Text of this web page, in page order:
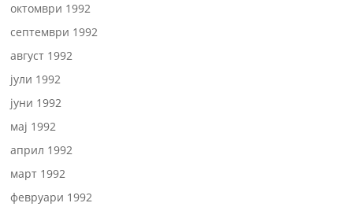
октомври 1992
септември 1992
август 1992
јули 1992
јуни 1992
мај 1992
април 1992
март 1992
февруари 1992